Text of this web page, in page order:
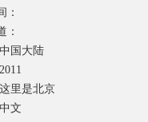
：
：
国大陆
里是北京
文